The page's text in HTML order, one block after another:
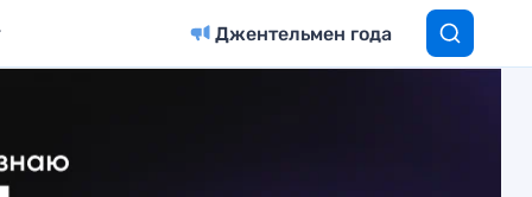
Джентельмен года